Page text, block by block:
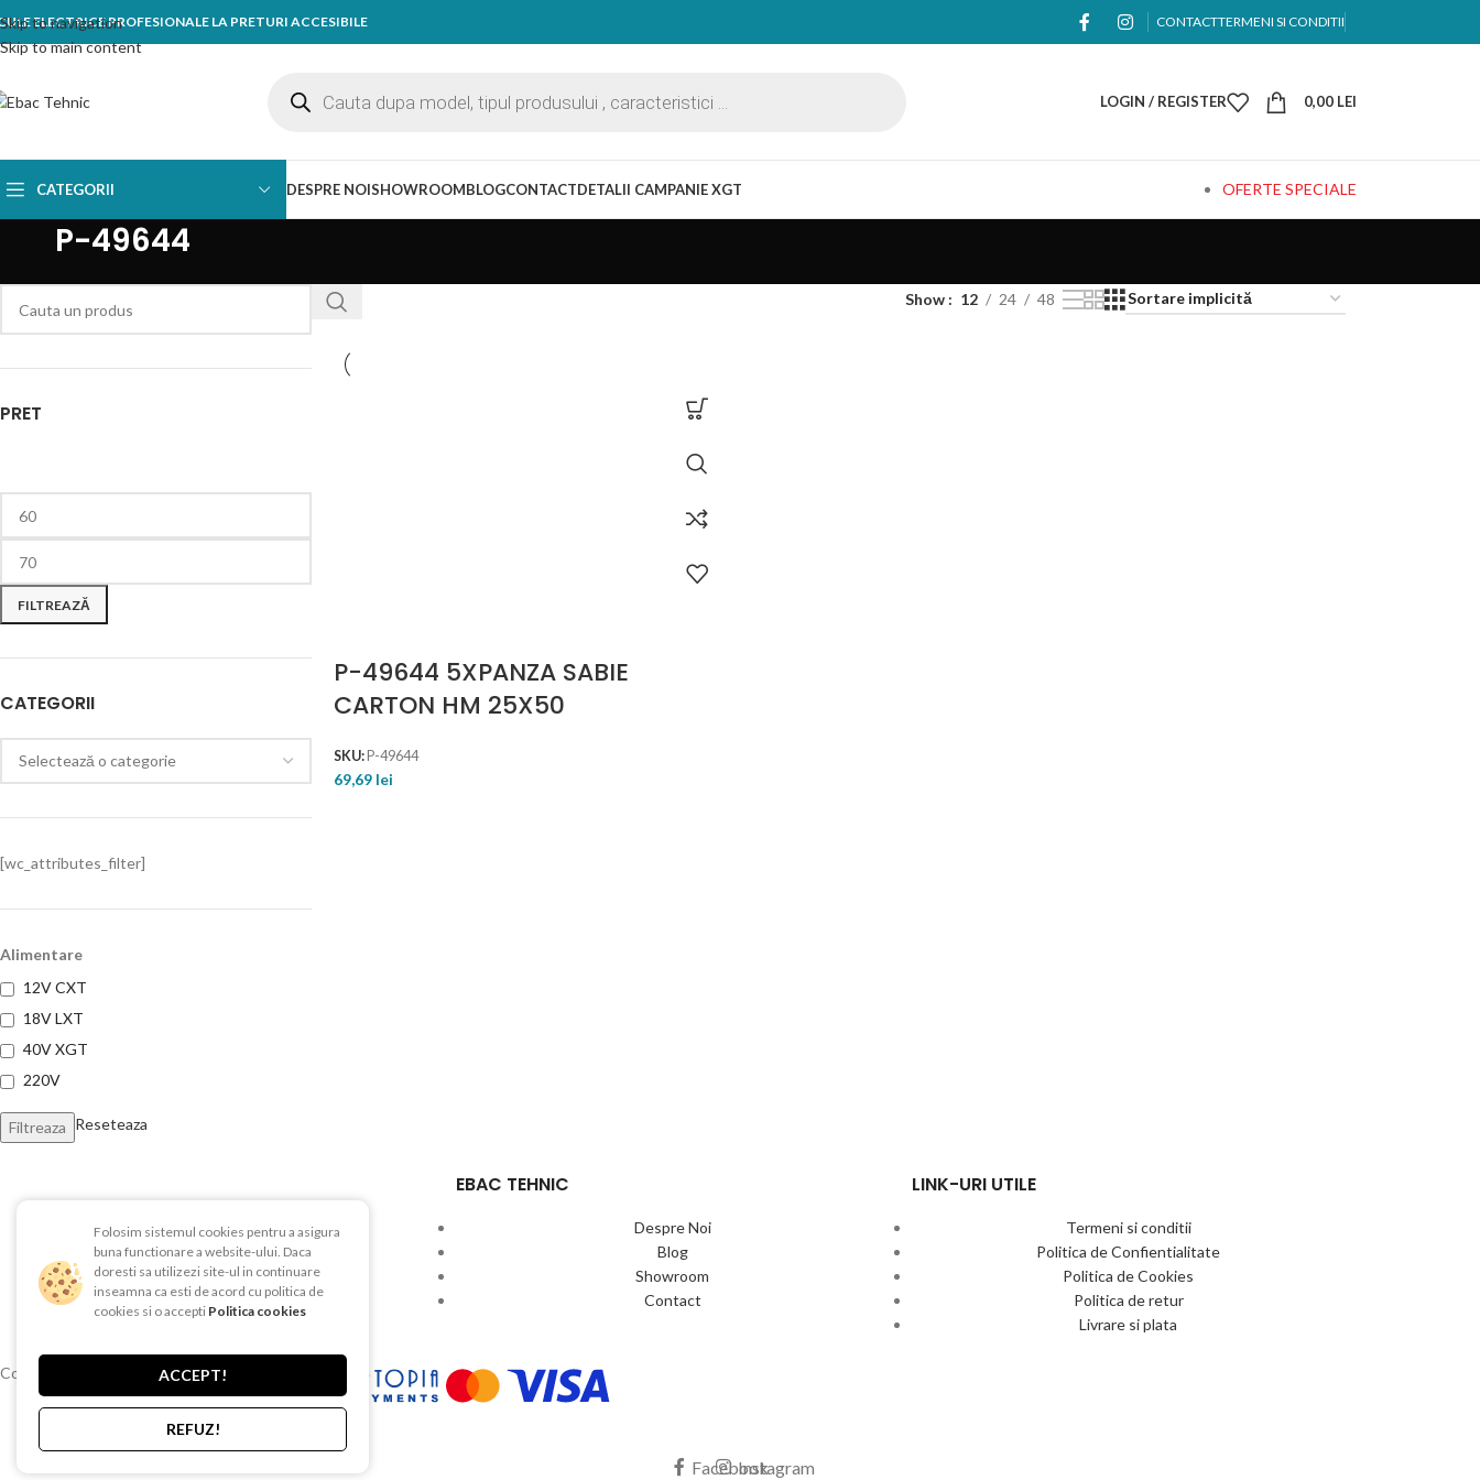
Skip to navigation
Skip to main content
ELECTRICE PROFESIONALE LA PRETURI ACCESIBILE CONTACTTERMENI SI CONDITII
LOGIN / REGISTER 0,00 LEI
CATEGORII DESPRE NOISHOWROOMBLOGCONTACTDETALII CAMPANIE XGT OFERTE SPECIALE
P-49644
PRET
FILTREAZĂ
CATEGORII
[wc_attributes_filter]
Alimentare
12V CXT
18V LXT
40V XGT
220V
Filtreaza Reseteaza
Show 12 24 48
P-49644 5XPANZA SABIE
CARTON HM 25X50
SKU: P-49644
69,69 lei
Str. Depozitelor, Nr. 51, Pitesti, AG
Telefon:0740 625 482
EBAC TEHNIC
Despre Noi
Blog
Showroom
Contact
LINK-URI UTILE
Termeni si conditii
Politica de Confientialitate
Politica de Cookies
Politica de retur
Livrare si plata
Copyright © 2015-2025 EBAC TEHNIC
Folosim sistemul cookies pentru a asigura
buna functionare a website-ului. Daca
doresti sa utilizezi site-ul in continuare
inseamna ca esti de acord cu politica de
cookies si o accepti Politica cookies
ACCEPT!
REFUZ!
FacebookInstagram